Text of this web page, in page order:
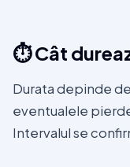
⏱️ Cât
Durata depinde
eventualele
Intervalul se